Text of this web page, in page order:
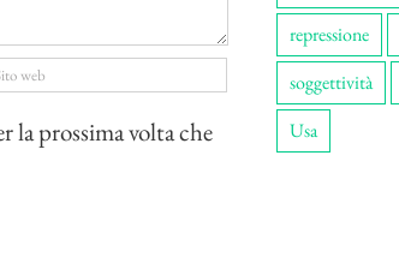
la prossima volta che
repressione
soggettività
Usa